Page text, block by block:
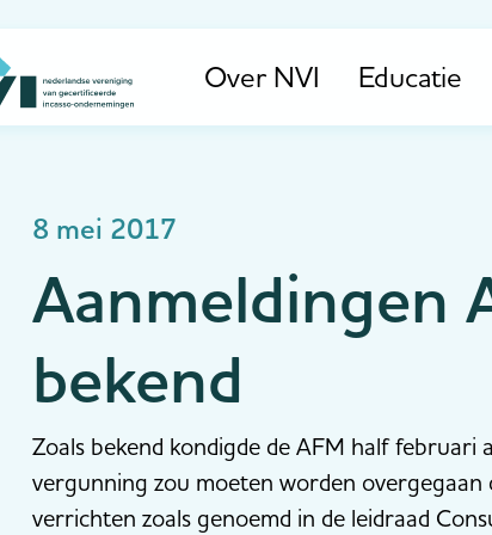
Over NVI Educatie
8 mei 2017
Aanmeldingen
bekend
Zoals bekend kondigde de AFM half
vergunning zou moeten worden overgegaan
verrichten zoals genoemd in de leidraad